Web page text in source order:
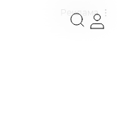
Реклама